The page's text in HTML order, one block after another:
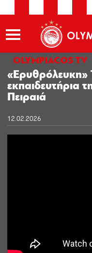
OLYMPIACOS TV
«Ερυθρόλευκη»
εκπαιδευτήρια
Πειραιά
12.02.2026